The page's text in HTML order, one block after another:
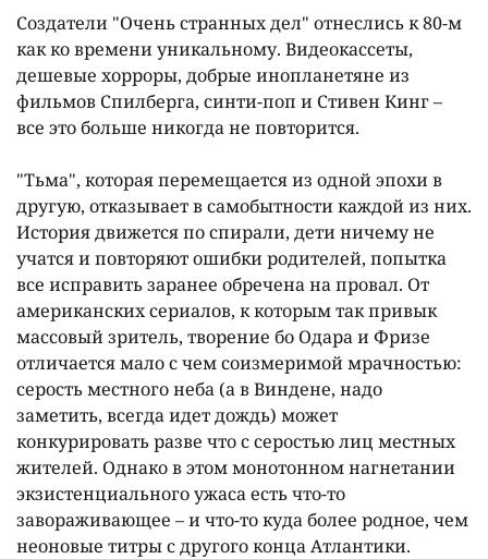
Создатели "Очень странных дел" отнеслись к 80-м
как ко времени уникальному. Видеокассеты,
дешевые хорроры, добрые инопланетяне из
фильмов Спилберга, синти-поп и Стивен Кинг –
все это больше никогда не повторится.
"Тьма", которая перемещается из одной эпохи в
другую, отказывает в самобытности каждой из них.
История движется по спирали, дети ничему не
учатся и повторяют ошибки родителей, попытка
все исправить заранее обречена на провал. От
американских сериалов, к которым так привык
массовый зритель, творение бо Одара и Фризе
отличается мало с чем соизмеримой мрачностью:
серость местного неба (а в Виндене, надо
заметить, всегда идет дождь) может
конкурировать разве что с серостью лиц местных
жителей. Однако в этом монотонном нагнетании
экзистенциального ужаса есть что-то
завораживающее – и что-то куда более родное, чем
неоновые титры с другого конца Атлантики.